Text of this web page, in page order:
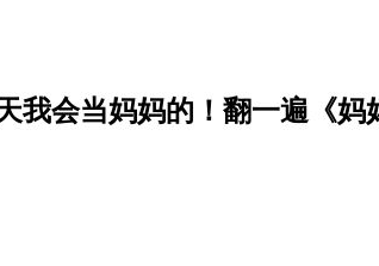
我会当妈妈的！翻一遍《妈